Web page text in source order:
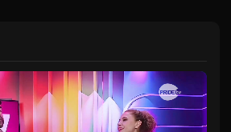
0h04m
Dreams 0h47m